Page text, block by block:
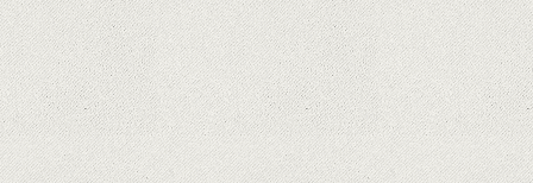
Zvon: aplicațiile Google nu se mai pot instala pe
terminalele Huawei cu procesoare Kirin
Huawei P50 primeşte o posibilă dată de lansare